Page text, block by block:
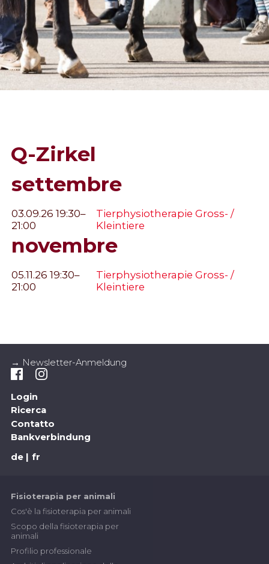
Q-Zirkel
settembre
03.09.26 19:30–
21:00
Tierphysiotherapie Gross- /
Kleintiere
novembre
05.11.26 19:30–
21:00
Tierphysiotherapie Gross- /
Kleintiere
→ Newsletter-Anmeldung
Login
Ricerca
Contatto
Bankverbindung
de
fr
Fisioterapia per animali
Cos'è la fisioterapia per animali
Scopo della fisioterapia per
animali
Profilio professionale